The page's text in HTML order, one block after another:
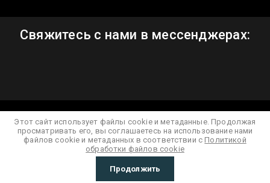
Свяжитесь с нами в мессенджерах:
newexline-lubricants.ru —создание интернет-магазина, веб-
Этот сайт использует файлы cookie и метаданные. Продолжая
просматривать его, вы соглашаетесь на использование нами
файлов cookie и метаданных в соответствии с Политикой
обработки файлов cookie
Продолжить